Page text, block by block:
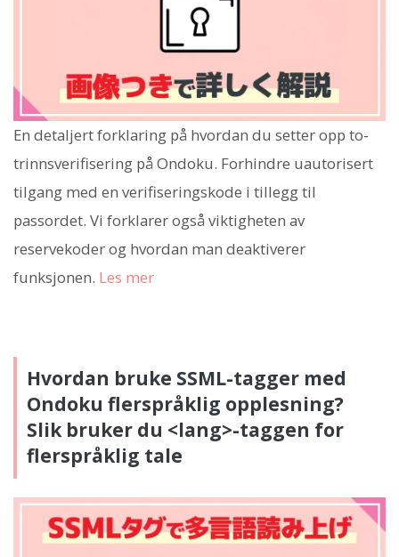
En detaljert forklaring på hvordan du setter opp to-
trinnsverifisering på Ondoku. Forhindre uautorisert
tilgang med en verifiseringskode i tillegg til
passordet. Vi forklarer også viktigheten av
reservekoder og hvordan man deaktiverer
funksjonen. Les mer
Hvordan bruke SSML-tagger med
Ondoku flerspråklig opplesning?
Slik bruker du <lang>-taggen for
flerspråklig tale